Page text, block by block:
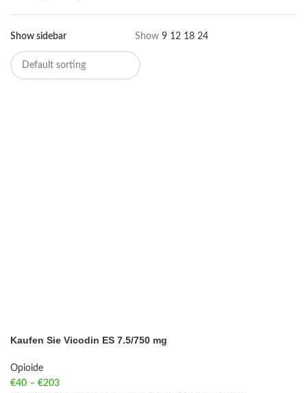
Show sidebar Show 9 12 18 24
Kaufen Sie Vicodin ES 7.5/750 mg
Opioide
€40 – €203